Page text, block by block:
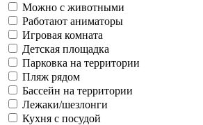
Можно с животными
Работают аниматоры
Игровая комната
Детская площадка
Парковка на территории
Пляж рядом
Бассейн на территории
Лежаки/шезлонги
Кухня с посудой